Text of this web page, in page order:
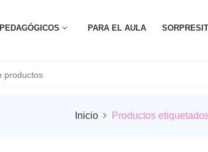
PEDAGÓGICOS PARA EL AULA
Inicio Productos